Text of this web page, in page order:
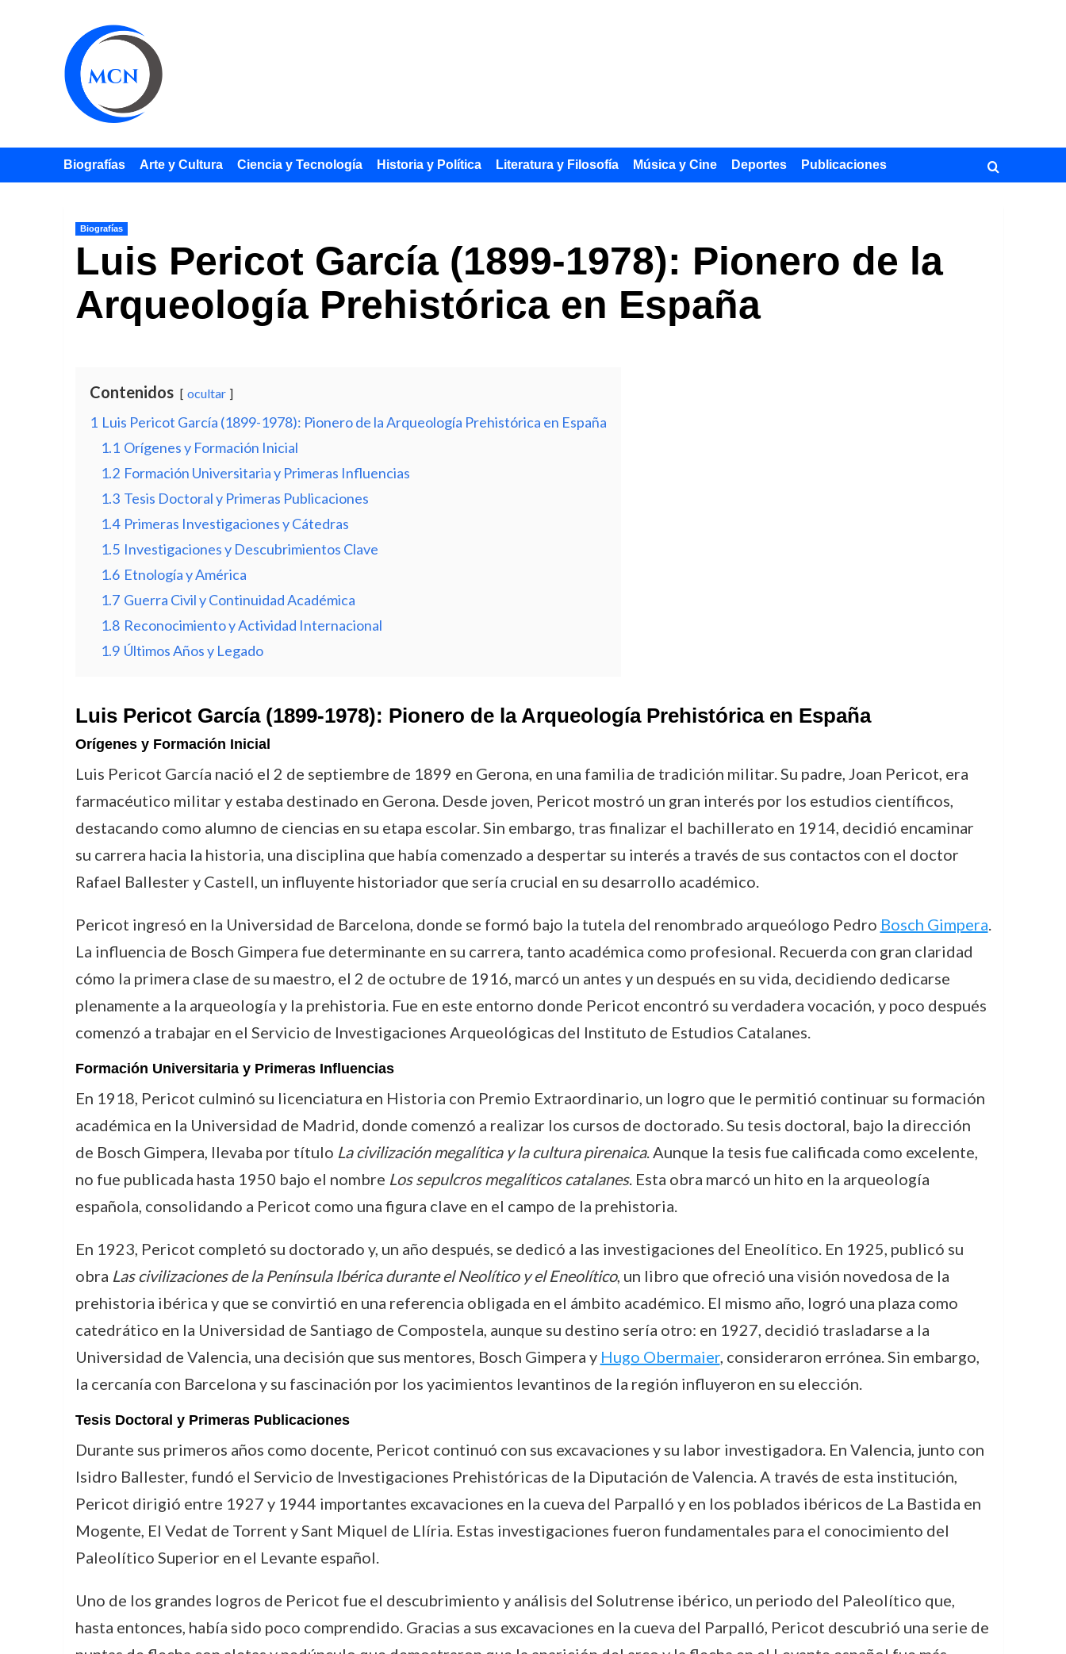
Biografías Arte y Cultura Ciencia y Tecnología Historia y Política Literatura y Filosofía Música y Cine Deportes Publicaciones
Biografías
Luis Pericot García (1899-1978): Pionero de la
Arqueología Prehistórica en España
Contenidos ocultar
1 Luis Pericot García (1899-1978): Pionero de la Arqueología Prehistórica en España
1.1 Orígenes y Formación Inicial
1.2 Formación Universitaria y Primeras Influencias
1.3 Tesis Doctoral y Primeras Publicaciones
1.4 Primeras Investigaciones y Cátedras
1.5 Investigaciones y Descubrimientos Clave
1.6 Etnología y América
1.7 Guerra Civil y Continuidad Académica
1.8 Reconocimiento y Actividad Internacional
1.9 Últimos Años y Legado
Luis Pericot García (1899-1978): Pionero de la Arqueología Prehistórica en España
Orígenes y Formación Inicial
Luis Pericot García nació el 2 de septiembre de 1899 en Gerona, en una familia de tradición militar. Su padre, Joan Pericot, era
farmacéutico militar y estaba destinado en Gerona. Desde joven, Pericot mostró un gran interés por los estudios científicos,
destacando como alumno de ciencias en su etapa escolar. Sin embargo, tras finalizar el bachillerato en 1914, decidió encaminar
su carrera hacia la historia, una disciplina que había comenzado a despertar su interés a través de sus contactos con el doctor
Rafael Ballester y Castell, un influyente historiador que sería crucial en su desarrollo académico.
Pericot ingresó en la Universidad de Barcelona, donde se formó bajo la tutela del renombrado arqueólogo Pedro Bosch Gimpera.
La influencia de Bosch Gimpera fue determinante en su carrera, tanto académica como profesional. Recuerda con gran claridad
cómo la primera clase de su maestro, el 2 de octubre de 1916, marcó un antes y un después en su vida, decidiendo dedicarse
plenamente a la arqueología y la prehistoria. Fue en este entorno donde Pericot encontró su verdadera vocación, y poco después
comenzó a trabajar en el Servicio de Investigaciones Arqueológicas del Instituto de Estudios Catalanes.
Formación Universitaria y Primeras Influencias
En 1918, Pericot culminó su licenciatura en Historia con Premio Extraordinario, un logro que le permitió continuar su formación
académica en la Universidad de Madrid, donde comenzó a realizar los cursos de doctorado. Su tesis doctoral, bajo la dirección
de Bosch Gimpera, llevaba por título La civilización megalítica y la cultura pirenaica. Aunque la tesis fue calificada como excelente,
no fue publicada hasta 1950 bajo el nombre Los sepulcros megalíticos catalanes. Esta obra marcó un hito en la arqueología
española, consolidando a Pericot como una figura clave en el campo de la prehistoria.
En 1923, Pericot completó su doctorado y, un año después, se dedicó a las investigaciones del Eneolítico. En 1925, publicó su
obra Las civilizaciones de la Península Ibérica durante el Neolítico y el Eneolítico, un libro que ofreció una visión novedosa de la
prehistoria ibérica y que se convirtió en una referencia obligada en el ámbito académico. El mismo año, logró una plaza como
catedrático en la Universidad de Santiago de Compostela, aunque su destino sería otro: en 1927, decidió trasladarse a la
Universidad de Valencia, una decisión que sus mentores, Bosch Gimpera y Hugo Obermaier, consideraron errónea. Sin embargo,
la cercanía con Barcelona y su fascinación por los yacimientos levantinos de la región influyeron en su elección.
Tesis Doctoral y Primeras Publicaciones
Durante sus primeros años como docente, Pericot continuó con sus excavaciones y su labor investigadora. En Valencia, junto con
Isidro Ballester, fundó el Servicio de Investigaciones Prehistóricas de la Diputación de Valencia. A través de esta institución,
Pericot dirigió entre 1927 y 1944 importantes excavaciones en la cueva del Parpalló y en los poblados ibéricos de La Bastida en
Mogente, El Vedat de Torrent y Sant Miquel de Llíria. Estas investigaciones fueron fundamentales para el conocimiento del
Paleolítico Superior en el Levante español.
Uno de los grandes logros de Pericot fue el descubrimiento y análisis del Solutrense ibérico, un periodo del Paleolítico que,
hasta entonces, había sido poco comprendido. Gracias a sus excavaciones en la cueva del Parpalló, Pericot descubrió una serie de